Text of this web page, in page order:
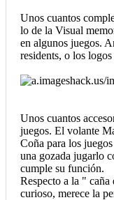
Unos cuantos
lo de la Visual
en algunos juegos.
residents, o los
Unos cuantos
juegos. El volante
Coña para los
una gozada jugarlo
cumple su función.
Respecto a la "
curioso, merece la